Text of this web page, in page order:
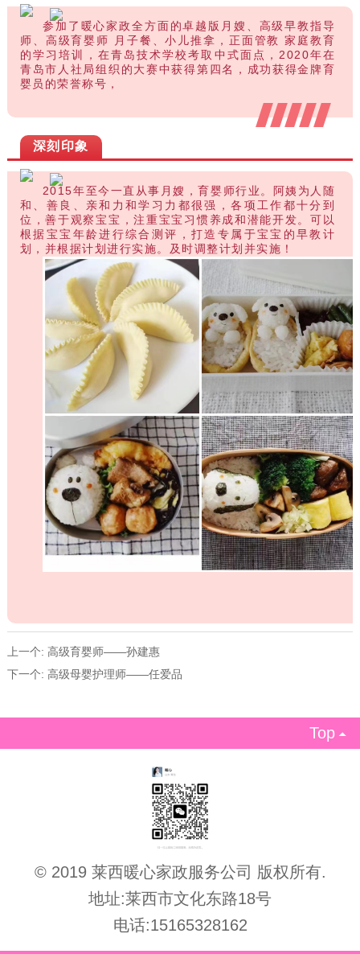
参加了暖心家政全方面的卓越版月嫂、高级早教指导
师、高级育婴师 月子餐、小儿推拿，正面管教 家庭教育
的学习培训，在青岛技术学校考取中式面点，2020年在
青岛市人社局组织的大赛中获得第四名，成功获得金牌育
婴员的荣誉称号，
深刻印象
2015年至今一直从事月嫂，育婴师行业 。阿姨为人随
和、善良、亲和力和学习力都很强，各项工作都十分到
位，善于观察宝宝，注重宝宝习惯养成和潜能开发。可以
根据宝宝年龄进行综合测评，打造专属于宝宝的早教计
划，并根据计划进行实施。及时调整计划并实施！
上一个: 高级育婴师——孙建惠
下一个: 高级母婴护理师——任爱品
Top
© 2019 莱西暖心家政服务公司 版权所有.
地址:莱西市文化东路18号
电话:15165328162